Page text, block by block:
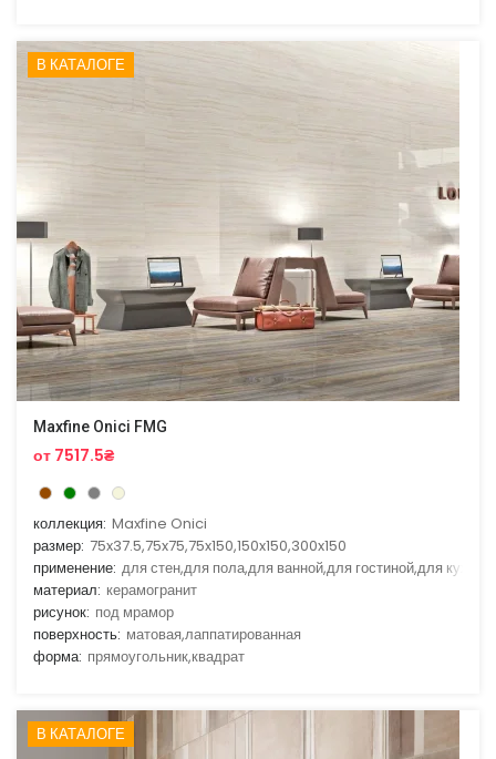
В КАТАЛОГЕ
Maxfine Onici FMG
от 7517.5₴
коллекция: Maxfine Onici
размер: 75x37.5,75x75,75x150,150x150,300x150
применение: для стен,для пола,для ванной,для гостиной,для кухни
материал: керамогранит
рисунок: под мрамор
поверхность: матовая,лаппатированная
форма: прямоугольник,квадрат
В КАТАЛОГЕ